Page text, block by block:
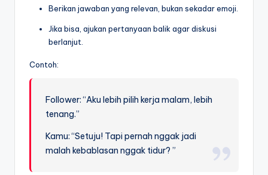
Berikan jawaban yang relevan, bukan sekadar emoji.
Jika bisa, ajukan pertanyaan balik agar diskusi
berlanjut.
Contoh:
Follower: “Aku lebih pilih kerja malam, lebih
tenang.”
Kamu: “Setuju! Tapi pernah nggak jadi
malah kebablasan nggak tidur? ”